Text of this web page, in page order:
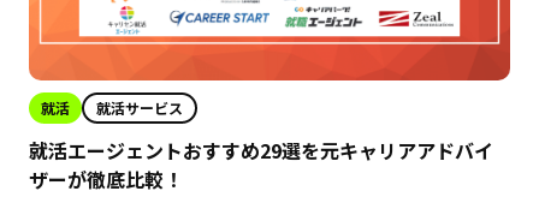
就活 就活サービス
就活エージェントおすすめ29選を元キャリアアドバイ
ザーが徹底比較！